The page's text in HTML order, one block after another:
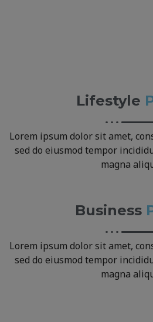
Lifestyle
Lorem ipsum dolor sit amet,
sed do eiusmod tempor
magna
Business
Lorem ipsum dolor sit amet,
sed do eiusmod tempor
magna